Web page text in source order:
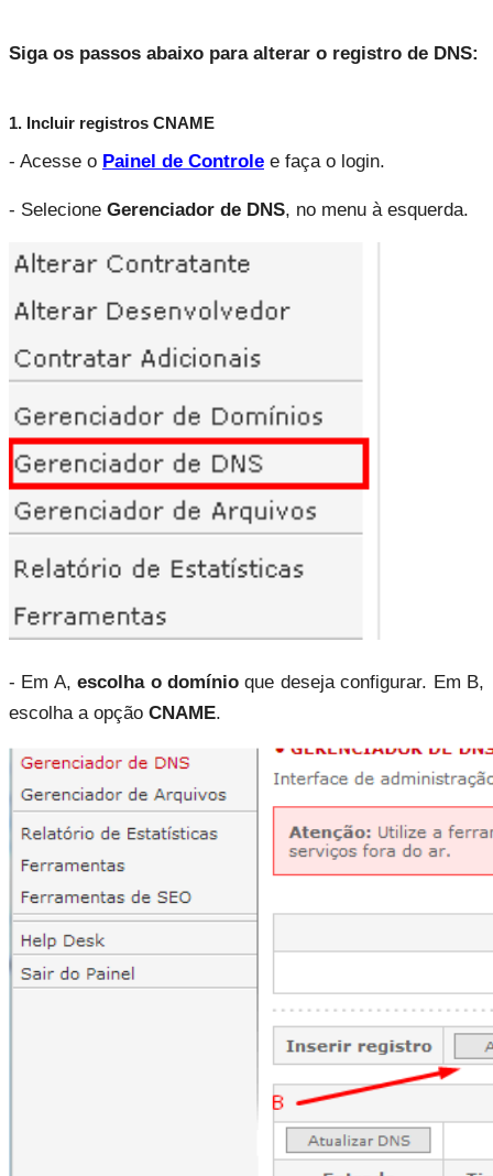
Siga os passos abaixo para alterar o registro de DNS:
1. Incluir registros CNAME
- Acesse o Painel de Controle e faça o login.
- Selecione Gerenciador de DNS, no menu à esquerda.
- Em A, escolha o domínio que deseja configurar. Em B,
escolha a opção CNAME.